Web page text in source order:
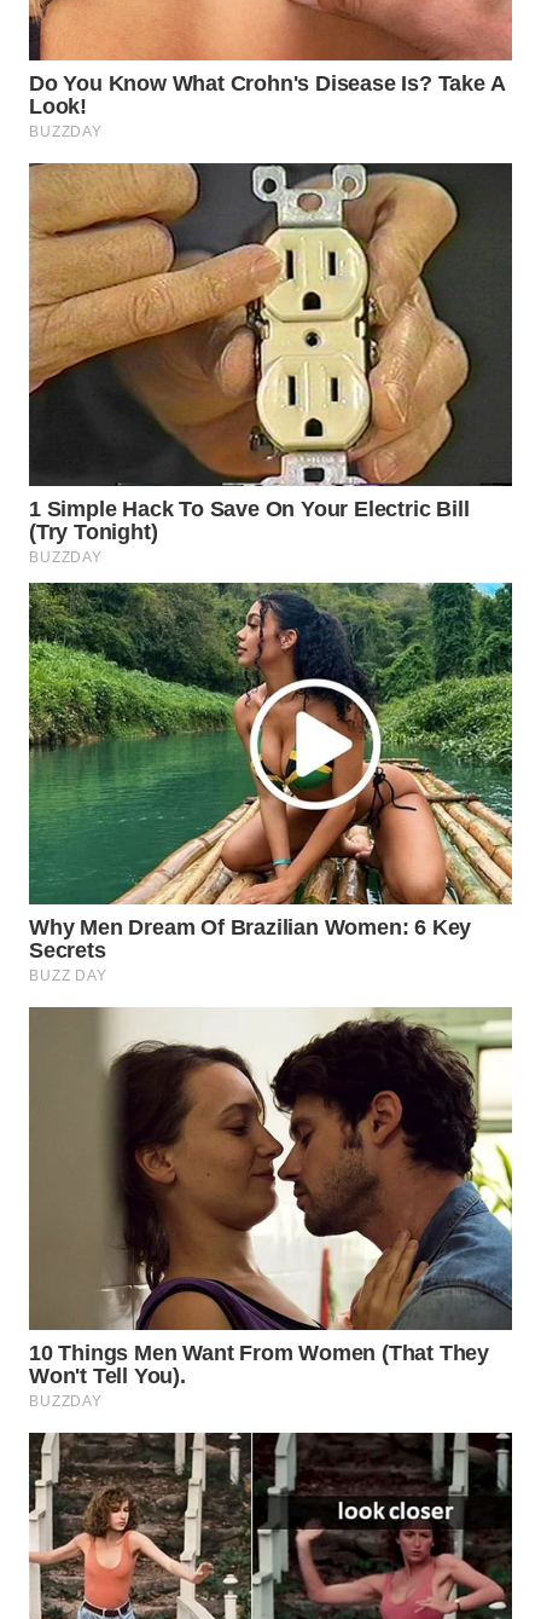
WAHANANEWS
ID
WAHANANEWS
CO ID
WAHANANEWS
NET
WAHANA
UMKM
WAHANA
SELEB
WAHANA
PERSONA
WAHANA
OTOMOTIF
WAHANA
HEALTH
WAHANA
DESA
WISATA
WAHANA
KONSUMEN
MASYARAKAT
KELISTRIKAN
WALINKI
MAWAKA
ID
MARTABAT
NET